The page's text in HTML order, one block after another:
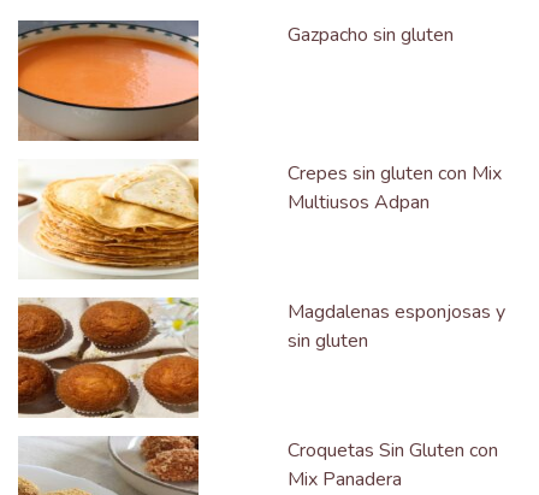
Gazpacho sin gluten
Crepes sin gluten con Mix
Multiusos Adpan
Magdalenas esponjosas y
sin gluten
Croquetas Sin Gluten con
Mix Panadera